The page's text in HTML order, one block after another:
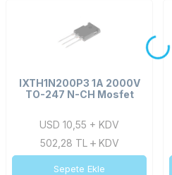
IXTH1N200P3 1A 2000V
TO-247 N-CH Mosfet
USD 10,55 + KDV
502,28 TL KDV
Sepete Ekle